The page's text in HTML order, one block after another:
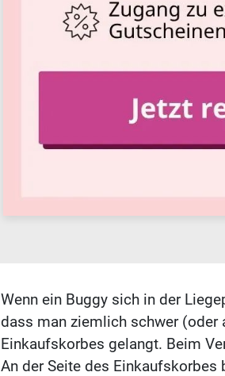
Wenn ein Buggy sich in der
dass man ziemlich schwer (oder
Einkaufskorbes gelangt. Beim
An der Seite des